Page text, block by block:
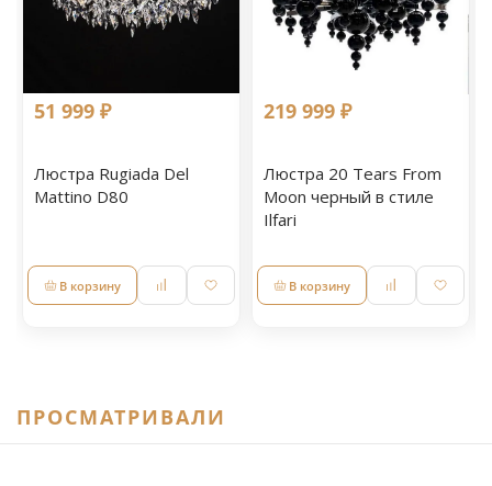
51 999 ₽
Люстра Rugiada Del
Mattino D80
В корзину
219 999 ₽
Люстра 20 Tears From
Moon черный в стиле
Ilfari
В корзину
ПРОСМАТРИВАЛИ